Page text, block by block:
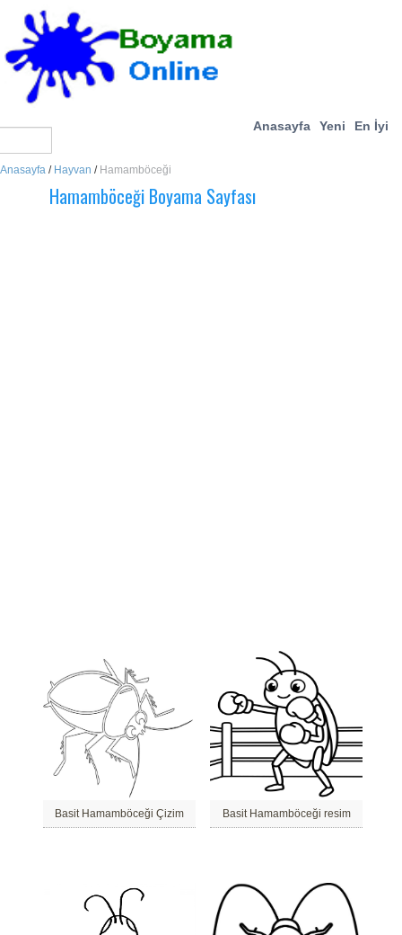
Anasayfa Yeni En İyi
Anasayfa / Hayvan / Hamamböceği
Hamamböceği Boyama Sayfası
Basit Hamamböceği Çizim Basit Hamamböceği resim